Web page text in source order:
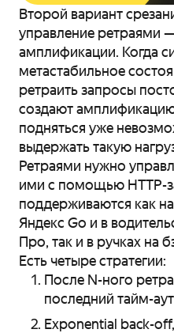
Второй вариант
управление ретраями
амплификации. Когда
метастабильное
ретраить запросы
создают
подняться уже
выдержать такую
Ретраями нужно
ими с помощью HTTP-
поддерживаются как
Яндекс Go и в
Про, так и в ручках на
Есть четыре стратегии:
После N-ного
последний тайм-
Exponential back-